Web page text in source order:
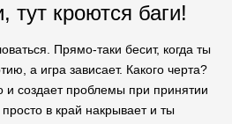
тут кроются баги!
Прямо-таки бесит, когда ты
а игра зависает. Какого черта?
и создает проблемы при принятии
в край накрывает и ты